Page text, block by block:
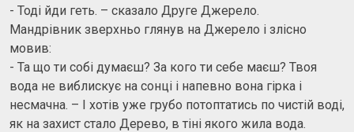
- Тоді йди геть. – сказало Друге Джерело.
Мандрівник зверхньо глянув на Джерело і злісно
мовив:
- Та що ти собі думаєш? За кого ти себе маєш? Твоя
вода не виблискує на сонці і напевно вона гірка і
несмачна. – І хотів уже грубо потоптатись по чистій воді,
як на захист стало Дерево, в тіні якого жила вода.